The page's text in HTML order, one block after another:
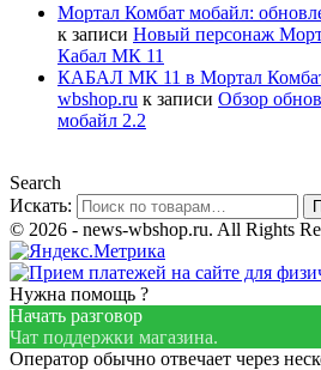
Мортал Комбат мобайл:
к записи Новый персонаж
Кабал МК 11
КАБАЛ МК 11 в Мортал
wbshop.ru к записи Обзор
мобайл 2.2
Search
Искать:
© 2026 - news-wbshop.ru. All Rights
Нужна помощь ?
Начать разговор
Чат поддержки магазина.
Оператор обычно отвечает через